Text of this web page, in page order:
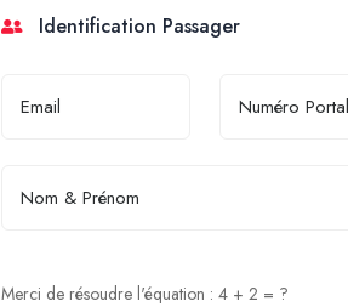
Identification Passager
Merci de résoudre l'équation : 4 + 2 = ?